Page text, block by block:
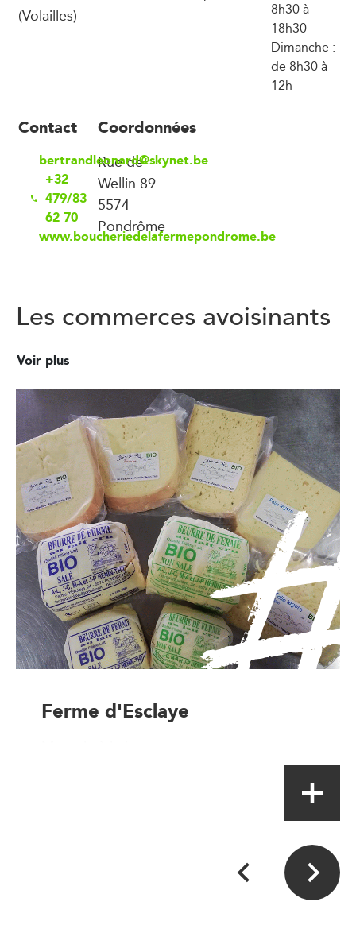
(Volailles)
8h30 à
18h30
Dimanche :
de 8h30 à
12h
Contact
bertrandleonard@skynet.be
+32
479/83
62 70
www.boucheriedelafermepondrome.be
Coordonnées
Rue de
Wellin 89
5574
Pondrôme
Les commerces avoisinants
Voir plus
Ferme d'Esclaye